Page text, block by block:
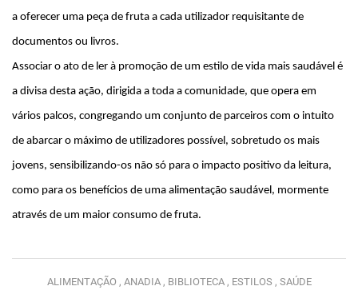
a oferecer uma peça de fruta a cada utilizador requisitante de
documentos ou livros.
Associar o ato de ler à promoção de um estilo de vida mais saudável é
a divisa desta ação, dirigida a toda a comunidade, que opera em
vários palcos, congregando um conjunto de parceiros com o intuito
de abarcar o máximo de utilizadores possível, sobretudo os mais
jovens, sensibilizando-os não só para o impacto positivo da leitura,
como para os benefícios de uma alimentação saudável, mormente
através de um maior consumo de fruta.
ALIMENTAÇÃO , ANADIA , BIBLIOTECA , ESTILOS , SAÚDE